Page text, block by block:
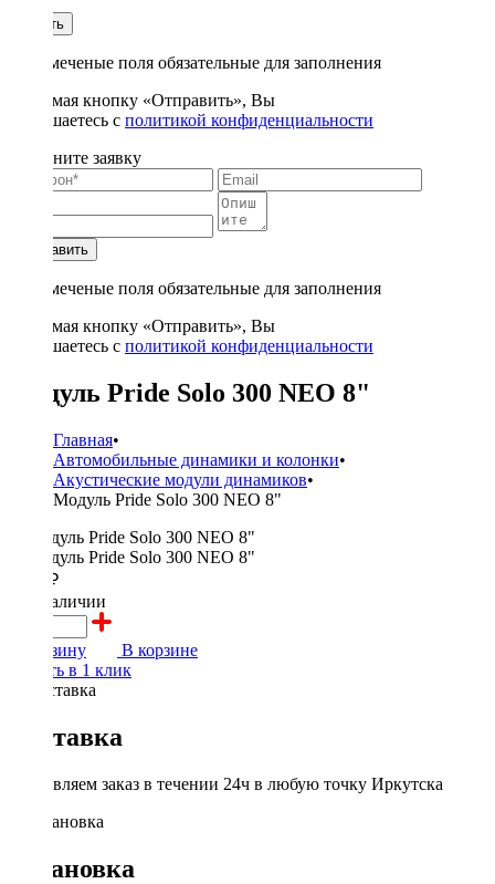
Купить
* - отмеченые поля обязательные для заполнения
Нажимая кнопку «Отправить», Вы
соглашаетесь с политикой конфиденциальности
Заполните заявку
Отправить
* - отмеченые поля обязательные для заполнения
Нажимая кнопку «Отправить», Вы
соглашаетесь с политикой конфиденциальности
Модуль Pride Solo 300 NEO 8"
Главная•
Автомобильные динамики и колонки•
Акустические модули динамиков•
Модуль Pride Solo 300 NEO 8"
2850 ₽
в наличии
В корзину
В корзине
Купить в 1 клик
Доставка
Доставляем заказ в течении 24ч в любую точку Иркутска
Установка